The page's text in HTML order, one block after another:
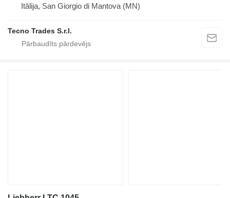
Itālija, San Giorgio di Mantova (MN)
Tecno Trades S.r.l.